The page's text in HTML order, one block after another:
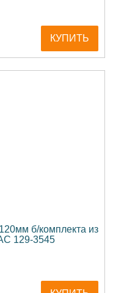
КУПИТЬ
б/комплекта из
129-3545